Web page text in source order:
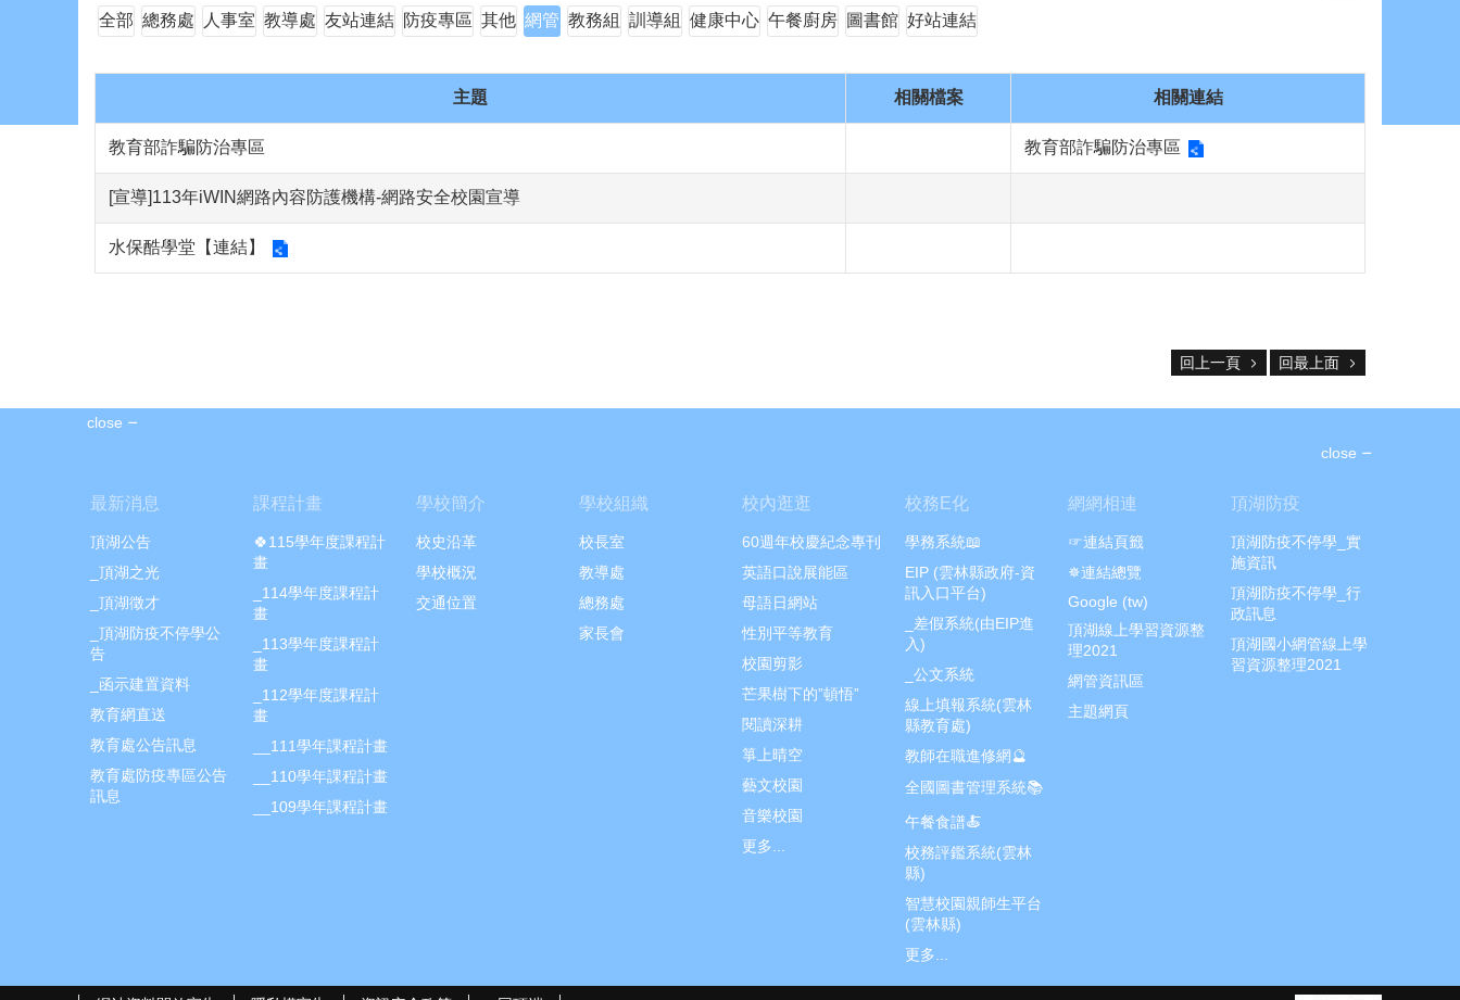
全部 總務處 人事室 教導處 友站連結 防疫專區 其他 網管 教務組 訓導組 健康中心 午餐廚房 圖書館 好站連結
主題 相關檔案 相關連結
教育部詐騙防治專區 教育部詐騙防治專區
[宣導]113年iWIN網路內容防護機構-網路安全校園宣導
水保酷學堂【連結】
回上一頁 回最上面
close
close
最新消息
頂湖公告
_頂湖之光
_頂湖徵才
_頂湖防疫不停學公
告
_函示建置資料
教育網直送
教育處公告訊息
教育處防疫專區公告
訊息
課程計畫
🍀115學年度課程計
畫
_114學年度課程計
畫
_113學年度課程計
畫
_112學年度課程計
畫
__111學年課程計畫
__110學年課程計畫
__109學年課程計畫
學校簡介
校史沿革
學校概況
交通位置
學校組織
校長室
教導處
總務處
家長會
校內逛逛
60週年校慶紀念專刊
英語口說展能區
母語日網站
性別平等教育
校園剪影
芒果樹下的”頓悟”
閱讀深耕
箏上晴空
藝文校園
音樂校園
更多...
校務E化
學務系統📖
EIP (雲林縣政府-資
訊入口平台)
_差假系統(由EIP進
入)
_公文系統
線上填報系統(雲林
縣教育處)
教師在職進修網🔮
全國圖書管理系統📚
午餐食譜🍝
校務評鑑系統(雲林
縣)
智慧校園親師生平台
(雲林縣)
更多...
網網相連
☞連結頁籤
✵連結總覽
Google (tw)
頂湖線上學習資源整
理2021
網管資訊區
主題網頁
頂湖防疫
頂湖防疫不停學_實
施資訊
頂湖防疫不停學_行
政訊息
頂湖國小網管線上學
習資源整理2021